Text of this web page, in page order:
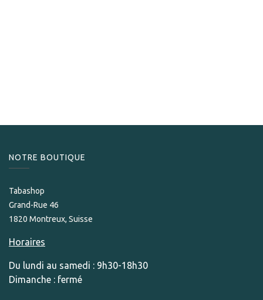
NOTRE BOUTIQUE
Tabashop
Grand-Rue 46
1820 Montreux, Suisse
Horaires
Du lundi au samedi : 9h30-18h30
Dimanche : fermé